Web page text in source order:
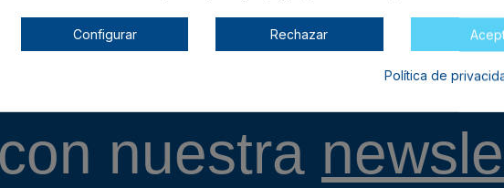
Entérate de
con nuestra
Configurar Rechazar
Política de